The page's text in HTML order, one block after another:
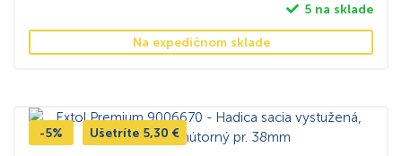
5 na sklade
Na expedičnom sklade
-5% Ušetríte 5,30 €